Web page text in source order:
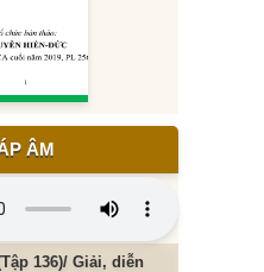
ÂM
136)/ Giải, diễn